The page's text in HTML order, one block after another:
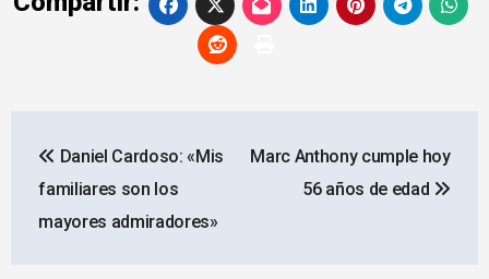
de
entradas
Daniel Cardoso: «Mis
familiares son los
mayores admiradores»
Marc Anthony cumple hoy
56 años de edad